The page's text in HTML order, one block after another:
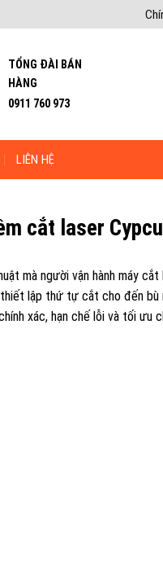
TỔNG ĐÀI BÁN
HÀNG
0911 760 973
LIÊN HỆ
cắt laser
mà người vận hành máy
lập thứ tự cắt cho đến bù
xác, hạn chế lỗi và tối ưu